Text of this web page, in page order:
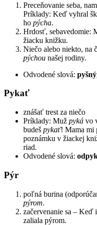
Preceňovanie seba,
Príklady: Keď vyhral
ho pýcha.
Hrdosť, sebavedomie:
žiacku knižku.
Niečo alebo niekto, na
pýchou našej rodiny.
Odvodené slová:
Pykať
znášať trest za niečo
Príklady: Muž pyká vo
budeš pykať! Mama mi
poznámku v žiackej
riad.
Odvodené slová:
Pýr
poľná burina
pýrom.
začervenanie sa – Keď
zaliala pýrom.